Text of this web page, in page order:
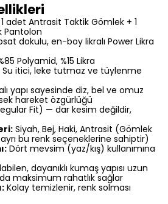
1 adet Antrasit Taktik Gömlek + 1
Pantolon
dokulu, en-boy likralı Power Likra
Polyamid, %15 Likra
Su itici, leke tutmaz ve tüylenme
yapı sayesinde diz, bel ve omuz
hareket özgürlüğü
Fit) — dar kesim değildir,
Siyah, Bej, Haki, Antrasit (Gömlek
bu renk seçeneklerine sahiptir)
Dört mevsim (yaz/kış) kullanımına
dayanıklı kumaş yapısı uzun
maksimum rahatlık sağlar
Kolay temizlenir, renk solması